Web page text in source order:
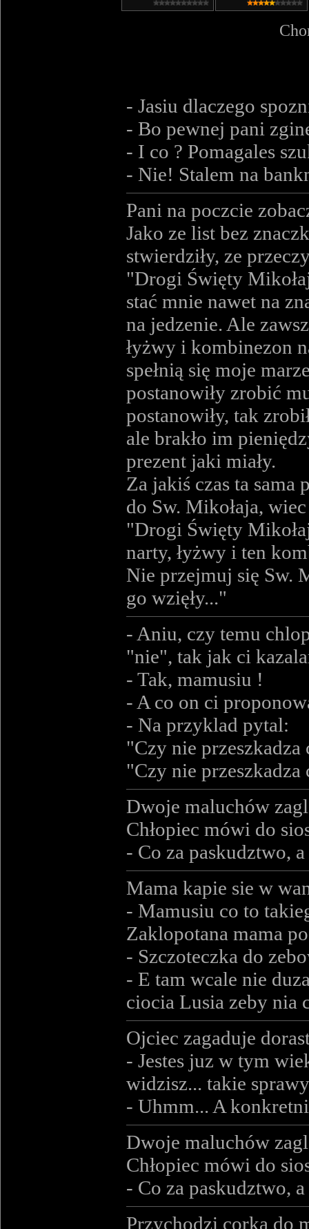
- Jasiu dlaczego
- Bo pewnej pani
- I co ? Pomagales
- Nie! Stalem na
Pani na poczcie
Jako ze list bez
stwierdziły, ze
"Drogi Święty
stać mnie nawet na
na jedzenie. Ale
łyżwy i kombinezon
spełnią się moje
postanowiły zrobić
postanowiły, tak
ale brakło im
prezent jaki miały.
Za jakiś czas ta sama
do Sw. Mikołaja,
"Drogi Święty
narty, łyżwy i ten
Nie przejmuj się Sw.
go wzięły..."
- Aniu, czy temu
"nie", tak jak ci
- Tak, mamusiu !
- A co on ci
- Na przyklad pytal:
"Czy nie
"Czy nie
Dwoje maluchów
Chłopiec mówi do
- Co za paskudztwo,
Mama kapie sie w
- Mamusiu co to
Zaklopotana mama
- Szczoteczka do
- E tam wcale nie
ciocia Lusia zeby nia
Ojciec zagaduje
- Jestes juz w tym
widzisz... takie
- Uhmm... A
Dwoje maluchów
Chłopiec mówi do
- Co za paskudztwo,
Przychodzi corka do